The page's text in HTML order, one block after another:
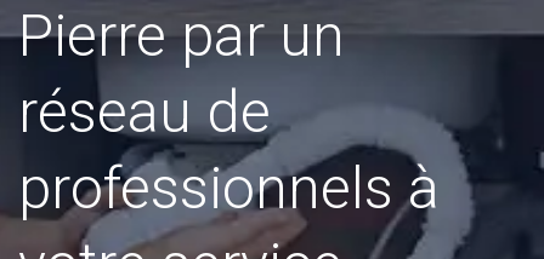
Pierre par un
réseau de
professionnels à